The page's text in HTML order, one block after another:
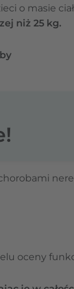
o masie
niż 25 kg.
oceny